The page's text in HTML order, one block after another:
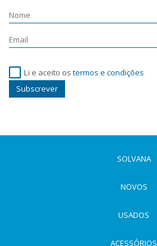
Li e aceito os termos e condições
Subscrever
SOLVANA
NOVOS
USADOS
ACESSÓRIOS